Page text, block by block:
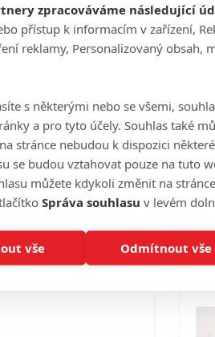
Kdo má v tuto
šance
Číst další
zpracováváme následující
přístup k informacím v zařízení,
reklamy, Personalizovaný obsah,
s některými nebo se všemi,
a pro tyto účely. Souhlas také
stránce nebudou k dispozici
se budou vztahovat pouze na tuto
můžete kdykoli změnit na
Správa souhlasu v levém
vše Odmítnout vše